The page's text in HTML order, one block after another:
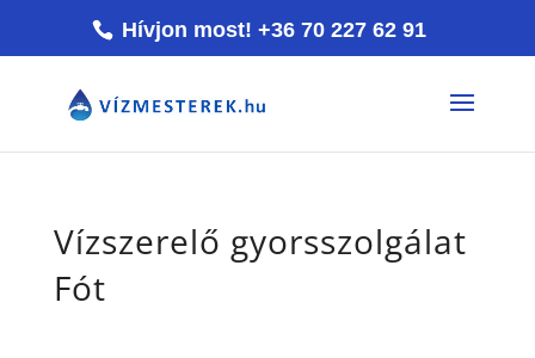
Hívjon most! +36 70 227 62 91
Vízszerelő gyorsszolgálat
Fót